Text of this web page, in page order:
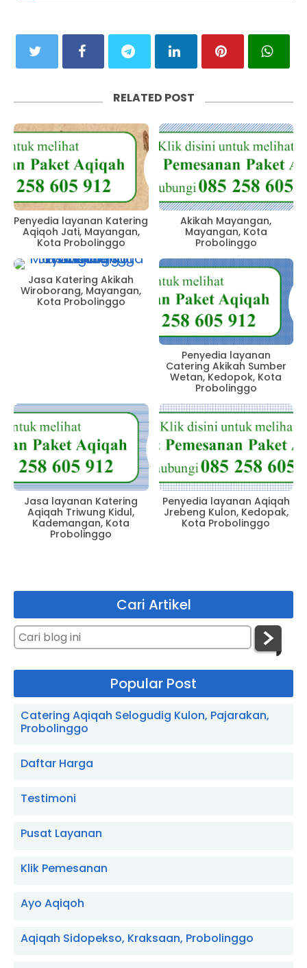
RELATED POST
Penyedia layanan Katering
Aqiqoh Jati, Mayangan,
Kota Probolinggo
Akikah Mayangan,
Mayangan, Kota
Probolinggo
Jasa Katering Akikah
Wiroborang, Mayangan,
Kota Probolinggo
Penyedia layanan
Catering Akikah Sumber
Wetan, Kedopok, Kota
Probolinggo
Jasa layanan Katering
Aqiqah Triwung Kidul,
Kademangan, Kota
Probolinggo
Penyedia layanan Aqiqah
Jrebeng Kulon, Kedopak,
Kota Probolinggo
Cari Artikel
Popular Post
Catering Aqiqah Selogudig Kulon, Pajarakan,
Probolinggo
Daftar Harga
Testimoni
Pusat Layanan
Klik Pemesanan
Ayo Aqiqoh
Aqiqah Sidopekso, Kraksaan, Probolinggo